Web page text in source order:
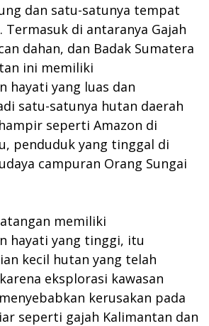
dan satu-satunya tempat
Termasuk di antaranya Gajah
dahan, dan Badak Sumatera
ini memiliki
hayati yang luas dan
satu-satunya hutan daerah
seperti Amazon di
penduduk yang tinggal di
campuran Orang Sungai
memiliki
hayati yang tinggi, itu
kecil hutan yang telah
eksplorasi kawasan
kerusakan pada
seperti gajah Kalimantan dan